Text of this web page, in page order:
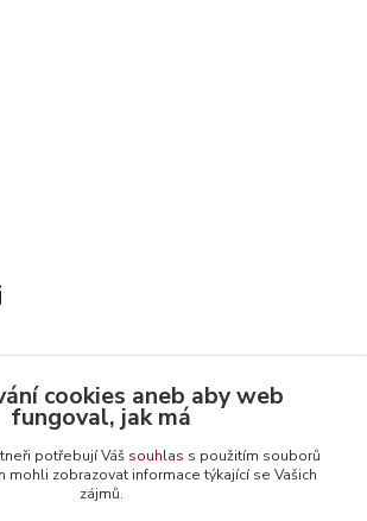
507 824
cookies aneb aby web
fungoval, jak má
potřebují Váš souhlas s použitím souborů
mohli zobrazovat informace týkající se Vašich
zájmů.